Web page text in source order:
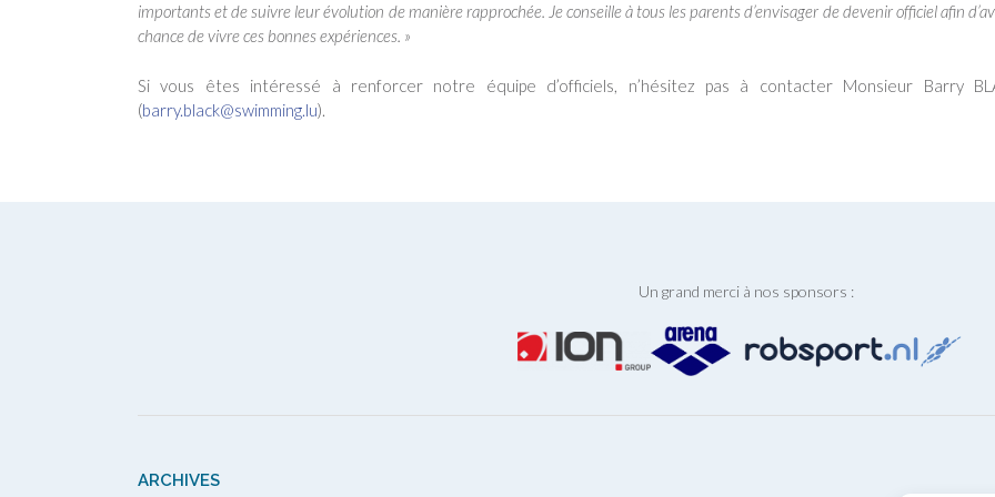
importants et de suivre leur évolution de manière rapprochée. Je conseille à tous les parents d’envisager de devenir officiel afin
chance de vivre ces bonnes expériences. »
Si vous êtes intéressé à renforcer notre équipe d’officiels, n’hésitez pas à contacter Monsieur Barry
(barry.black@swimming.lu).
Un grand merci à nos sponsors :
ARCHIVES